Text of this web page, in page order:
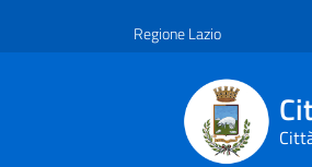
Regione Lazio